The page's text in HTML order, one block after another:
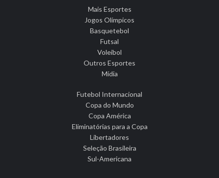
Mais Esportes
Jogos Olímpicos
Basquetebol
Futsal
Voleibol
Outros Esportes
Mídia
Futebol Internacional
Copa do Mundo
Copa América
Eliminatórias para a Copa
Libertadores
Seleção Brasileira
Sul-Americana